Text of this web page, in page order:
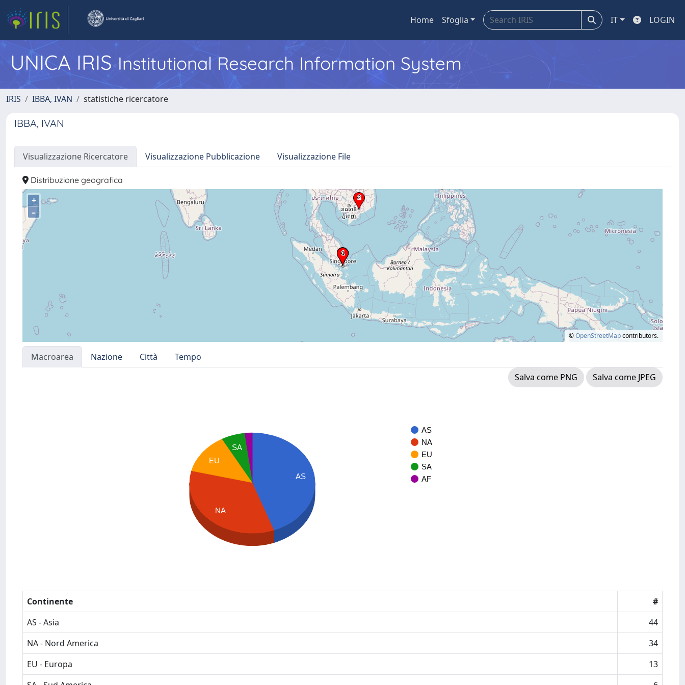
Home Sfoglia IT LOGIN
UNICA IRISInstitutional Research Information System
IRIS IBBA, IVAN statistiche ricercatore
IBBA, IVAN
Visualizzazione Ricercatore Visualizzazione Pubblicazione Visualizzazione File
Distribuzione geografica
+
–
©OpenStreetMapcontributors.
Macroarea Nazione Città
Tempo
Salva come PNG
Salva come JPEG
AS
NA
EU
SA
AF
AS
SA
EU
NA
Continente
#
AS - Asia
44
NA - Nord America
34
EU - Europa
13